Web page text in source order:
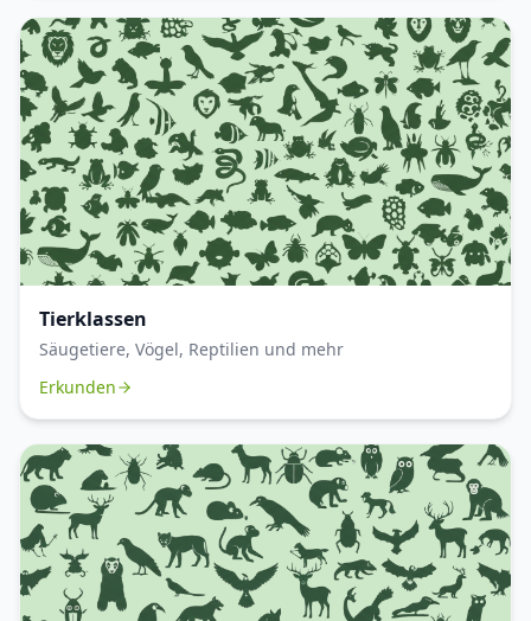
Tierklassen
Säugetiere, Vögel, Reptilien und mehr
Erkunden